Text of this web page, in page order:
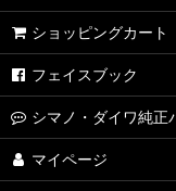
ショッピングカート
フェイスブック
シマノ・ダイワ純正
マイページ